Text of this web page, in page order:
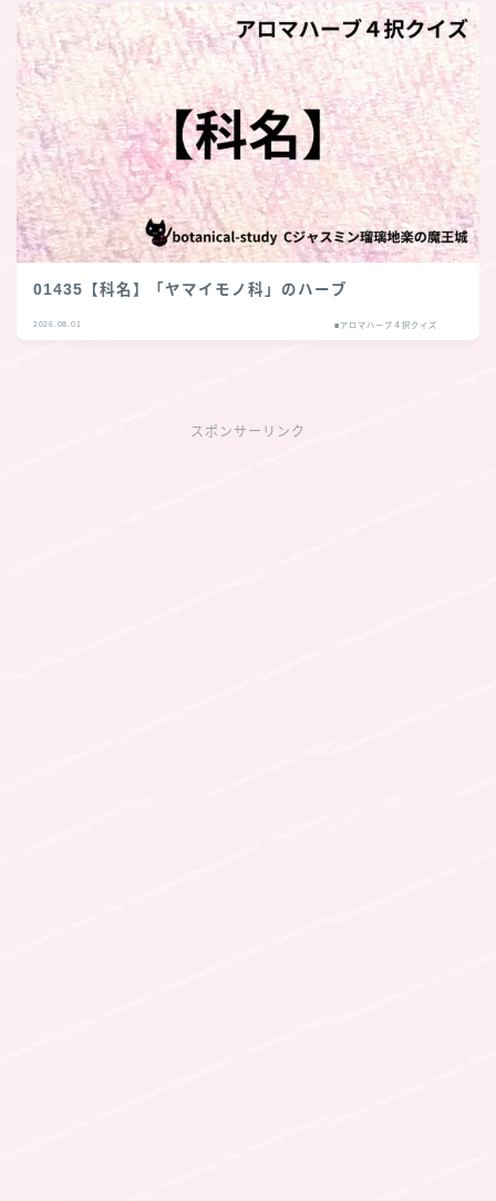
01435【科名】「ヤマイモノ科」のハーブ
2026.08.01 ■アロマハーブ４択クイズ
スポンサーリンク